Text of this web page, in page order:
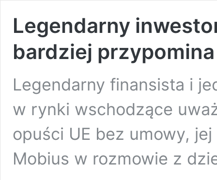
Legendarny
bardziej
Legendarny finansista i
w rynki wschodzące
opuści UE bez umowy,
Mobius w rozmowie z